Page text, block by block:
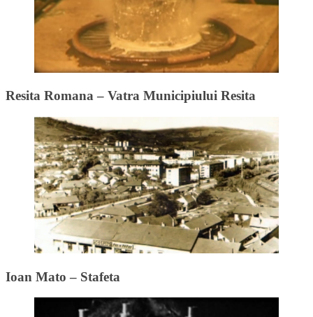
Resita Romana – Vatra Municipiului Resita
Ioan Mato – Stafeta